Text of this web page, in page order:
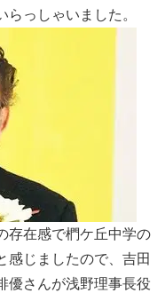
らっしゃいました。
存在感で椚ケ丘中学の
感じましたので、吉田
優さんが浅野理事長役